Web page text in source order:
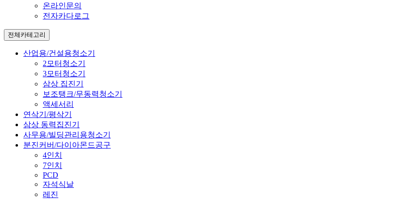
온라인문의
전자카다로그
전체카테고리
산업용/건설용청소기
2모터청소기
3모터청소기
삼상 집진기
보조탱크/무동력청소기
액세서리
연삭기/평삭기
삼상 동력집진기
사무용/빌딩관리용청소기
분진커버/다이아몬드공구
4인치
7인치
PCD
자석식날
레진